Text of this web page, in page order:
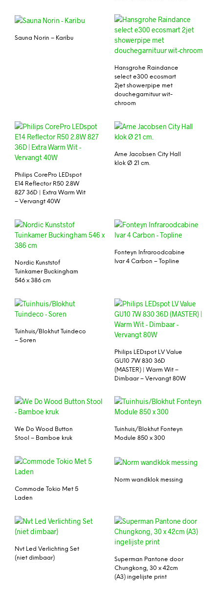
Sauna Norin – Karibu
Hansgrohe Raindance
select e300 ecosmart
2jet showerpipe met
douchegarnituur wit-
chroom
Philips CorePro LEDspot
E14 Reflector R50 2.8W
827 36D | Extra Warm Wit
– Vervangt 40W
Arne Jacobsen City Hall
klok Ø 21 cm.
Nordic Kunststof
Tuinkamer Buckingham
546 x 386 cm
Fonteyn Infraroodcabine
Ivar 4 Carbon – Topline
Tuinhuis/Blokhut Tuindeco
– Soren
Philips LEDspot LV Value
GU10 7W 830 36D
(MASTER) | Warm Wit –
Dimbaar – Vervangt 80W
We Do Wood Button
Stool – Bamboe kruk
Tuinhuis/Blokhut Fonteyn
Module 850 x 300
Commode Tokio Met 5
Laden
Norm wandklok messing
Nvt Led Verlichting Set
(niet dimbaar)
Superman Pantone door
Chungkong, 30 x 42cm
(A3) ingelijste print